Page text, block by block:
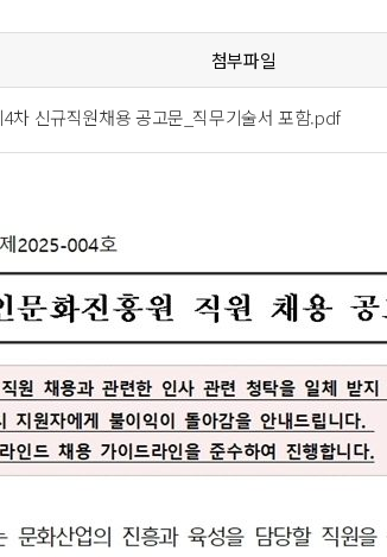
첨부파일
차 신규직원채용 공고문_직무기술서 포함.pdf